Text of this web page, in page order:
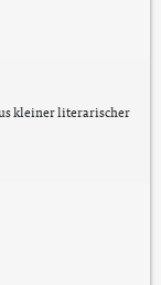
kleiner literarischer